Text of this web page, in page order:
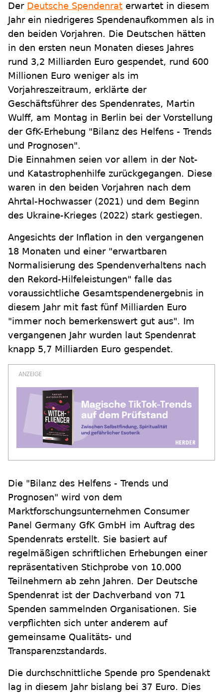
Der Deutsche Spendenrat erwartet in diesem
Jahr ein niedrigeres Spendenaufkommen als in
den beiden Vorjahren. Die Deutschen hätten
in den ersten neun Monaten dieses Jahres
rund 3,2 Milliarden Euro gespendet, rund 600
Millionen Euro weniger als im
Vorjahreszeitraum, erklärte der
Geschäftsführer des Spendenrates, Martin
Wulff, am Montag in Berlin bei der Vorstellung
der GfK-Erhebung "Bilanz des Helfens - Trends
und Prognosen".
Die Einnahmen seien vor allem in der Not-
und Katastrophenhilfe zurückgegangen. Diese
waren in den beiden Vorjahren nach dem
Ahrtal-Hochwasser (2021) und dem Beginn
des Ukraine-Krieges (2022) stark gestiegen.
Angesichts der Inflation in den vergangenen
18 Monaten und einer "erwartbaren
Normalisierung des Spendenverhaltens nach
den Rekord-Hilfeleistungen" falle das
voraussichtliche Gesamtspendenergebnis in
diesem Jahr mit fast fünf Milliarden Euro
"immer noch bemerkenswert gut aus". Im
vergangenen Jahr wurden laut Spendenrat
knapp 5,7 Milliarden Euro gespendet.
Die "Bilanz des Helfens - Trends und
Prognosen" wird von dem
Marktforschungsunternehmen Consumer
Panel Germany GfK GmbH im Auftrag des
Spendenrats erstellt. Sie basiert auf
regelmäßigen schriftlichen Erhebungen einer
repräsentativen Stichprobe von 10.000
Teilnehmern ab zehn Jahren. Der Deutsche
Spendenrat ist der Dachverband von 71
Spenden sammelnden Organisationen. Sie
verpflichten sich unter anderem auf
gemeinsame Qualitäts- und
Transparenzstandards.
Die durchschnittliche Spende pro Spendenakt
lag in diesem Jahr bislang bei 37 Euro. Dies